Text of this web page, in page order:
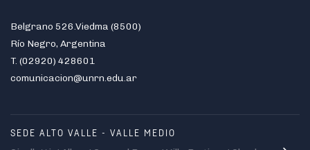
Belgrano 526.Viedma (8500)
Río Negro, Argentina
T. (02920) 428601
comunicacion@unrn.edu.ar
SEDE ALTO VALLE - VALLE MEDIO